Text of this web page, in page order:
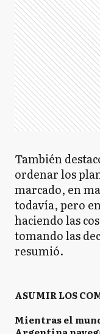
También
ordenar los
marcado, en
todavía, pero
haciendo las
tomando las
resumió.
ASUMIR LOS
Mientras el